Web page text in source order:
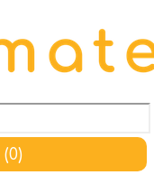
(0)